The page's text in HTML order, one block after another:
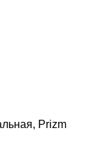
Prizm